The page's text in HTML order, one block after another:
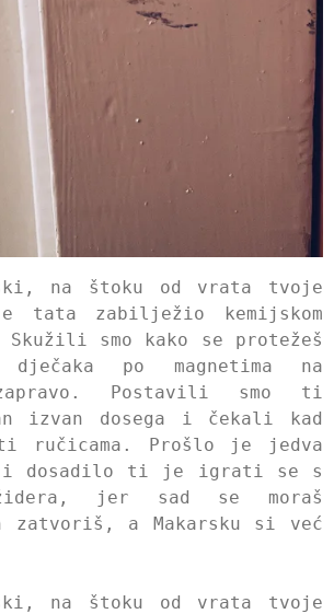
na štoku od vrata tvoje
tata zabilježio kemijskom
smo kako se protežeš
po magnetima na
Postavili smo ti
izvan dosega i čekali kad
ručicama. Prošlo je jedva
i dosadilo ti je igrati se s
jer sad se moraš
zatvoriš, a Makarsku si već
na štoku od vrata tvoje